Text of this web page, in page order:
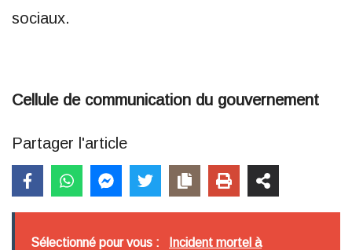
sociaux.
Cellule de communication du gouvernement
Partager l'article
Sélectionné pour vous : Incident mortel à